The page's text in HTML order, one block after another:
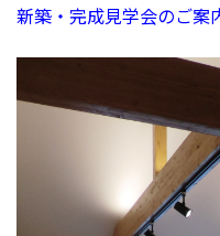
新築・完成見学会のご案